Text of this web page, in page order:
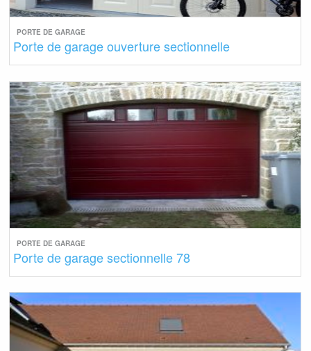
PORTE DE GARAGE
Porte de garage ouverture sectionnelle
PORTE DE GARAGE
Porte de garage sectionnelle 78